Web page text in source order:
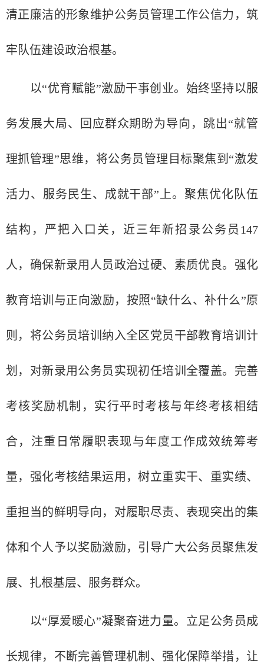
清正廉洁的形象维护公务员管理工作公信力，筑
牢队伍建设政治根基。
以“优育赋能”激励干事创业。始终坚持以服
务发展大局、回应群众期盼为导向，跳出“就管
理抓管理”思维，将公务员管理目标聚焦到“激发
活力、服务民生、成就干部”上。聚焦优化队伍
结构，严把入口关，近三年新招录公务员147
人，确保新录用人员政治过硬、素质优良。强化
教育培训与正向激励，按照“缺什么、补什么”原
则，将公务员培训纳入全区党员干部教育培训计
划，对新录用公务员实现初任培训全覆盖。完善
考核奖励机制，实行平时考核与年终考核相结
合，注重日常履职表现与年度工作成效统筹考
量，强化考核结果运用，树立重实干、重实绩、
重担当的鲜明导向，对履职尽责、表现突出的集
体和个人予以奖励激励，引导广大公务员聚焦发
展、扎根基层、服务群众。
以“厚爱暖心”凝聚奋进力量。立足公务员成
长规律，不断完善管理机制、强化保障举措，让